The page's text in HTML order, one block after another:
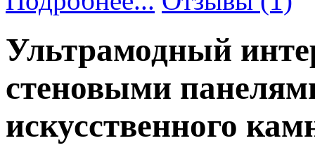
Ультрамодный
стеновыми
искусственного